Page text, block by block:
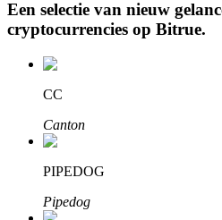
Een selectie van nieuw
cryptocurrencies op Bitrue.
CC
Canton
PIPEDOG
Pipedog